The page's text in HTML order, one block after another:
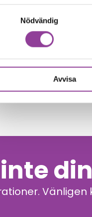
Nödvändig
Avvisa
kr
kr
699,00kr
Display)1
Vänligen